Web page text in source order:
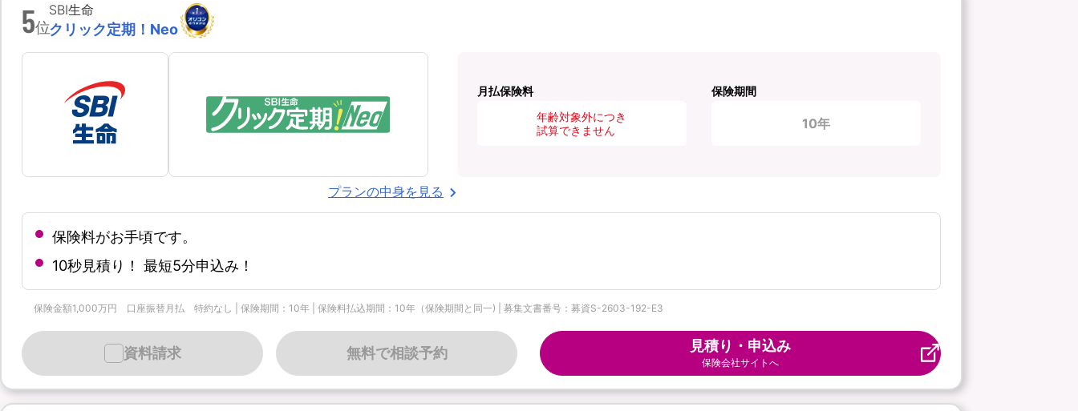
5位
SBI生命
クリック定期！Neo
月払保険料
年齢対象外につき
試算できません
保険期間
10年
プランの中身を見る
保険料がお手頃です。
10秒見積り！ 最短5分申込み！
保険金額1,000万円 口座振替月払 特約なし | 保険期間：10年 | 保険料払込期間：10年（保険期間と同一) | 募集文書番号：募資S-2603-192-E3
無料で相談予約
資料請求 見積り・申込み
保険会社サイトへ